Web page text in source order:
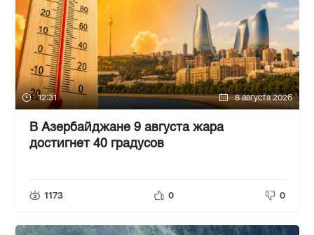
12:31 8 августа 2026
В Азербайджане 9 августа жара
достигнет 40 градусов
1173 0 0